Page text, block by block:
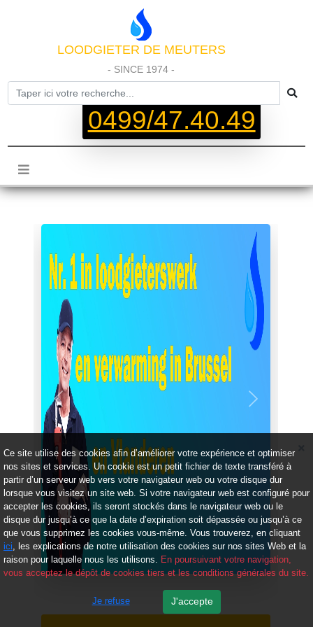
LOODGIETER DE MEUTERS
- SINCE 1974 -
0499/47.40.49
Précédent Suivant
Ce site utilise des cookies afin d’améliorer votre expérience et optimiser
nos sites et services. Un cookie est un petit fichier de texte transféré à
partir d’un serveur web vers votre navigateur web ou votre disque dur
lorsque vous visitez un site web. Si votre navigateur web est configuré pour
accepter les cookies, ils seront stockés dans le navigateur web ou le
disque dur jusqu’à ce que la date d’expiration soit dépassée ou jusqu’à ce
que vous supprimez les cookies vous-même. Vous trouverez, en cliquant
ici, les explications de notre utilisation des cookies sur nos sites Web et la
raison pour laquelle nous les utilisons. En poursuivant votre navigation,
vous acceptez le dépôt de cookies tiers et les conditions générales du site.
Je refuse J'accepte